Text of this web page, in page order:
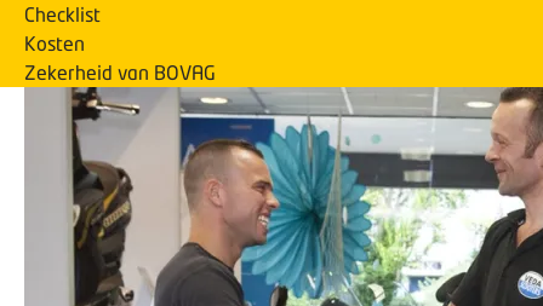
Checklist
Kosten
Zekerheid van BOVAG